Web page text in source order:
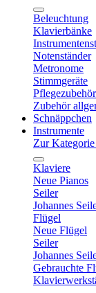
Beleuchtung
Klavierbänke
Notenständer
Metronome
Stimmgeräte
Pflegezubehör
Zubehör
Schnäppchen
Instrumente
Zur
Klaviere
Neue Pianos
Seiler
Johannes
Flügel
Neue Flügel
Seiler
Johannes
Gebrauchte